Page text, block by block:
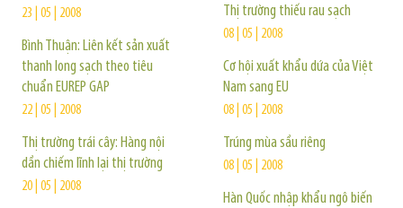
23 | 05 | 2008
Bình Thuận: Liên kết sản xuất
thanh long sạch theo tiêu
chuẩn EUREP GAP
22 | 05 | 2008
Thị trường trái cây: Hàng nội
dần chiếm lĩnh lại thị trường
20 | 05 | 2008
Thị trường thiếu rau sạch
08 | 05 | 2008
Cơ hội xuất khẩu dứa của Việt
Nam sang EU
08 | 05 | 2008
Trúng mùa sầu riêng
08 | 05 | 2008
Hàn Quốc nhập khẩu ngô biến